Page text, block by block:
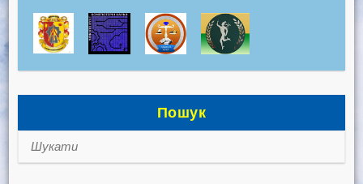
Пошук
Шукати